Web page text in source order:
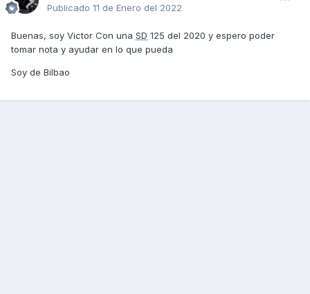
Publicado 11 de Enero del 2022
Buenas, soy Victor Con una SD 125 del 2020 y espero poder
tomar nota y ayudar en lo que pueda
Soy de Bilbao